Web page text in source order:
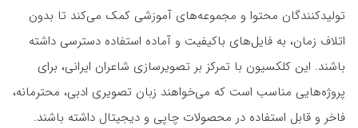
تولیدکنندگان محتوا و مجموعه‌های آموزشی کمک می‌کند تا بدون
اتلاف زمان، به فایل‌های باکیفیت و آماده استفاده دسترسی داشته
باشند. این کلکسیون با تمرکز بر تصویرسازی شاعران ایرانی، برای
پروژه‌هایی مناسب است که می‌خواهند زبان تصویری ادبی، محترمانه،
فاخر و قابل استفاده در محصولات چاپی و دیجیتال داشته باشند.